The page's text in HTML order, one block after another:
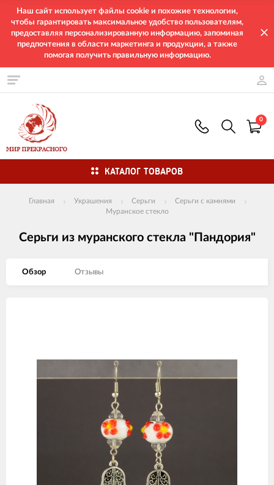
Наш сайт использует файлы cookie и похожие технологии,
чтобы гарантировать максимальное удобство пользователям,
предоставляя персонализированную информацию, запоминая
предпочтения в области маркетинга и продукции, а также
помогая получить правильную информацию.
0
КАТАЛОГ ТОВАРОВ
Главная Украшения Серьги
Серьги с камнями
Муранское стекло
Серьги из муранского стекла "Пандория"
Обзор Отзывы